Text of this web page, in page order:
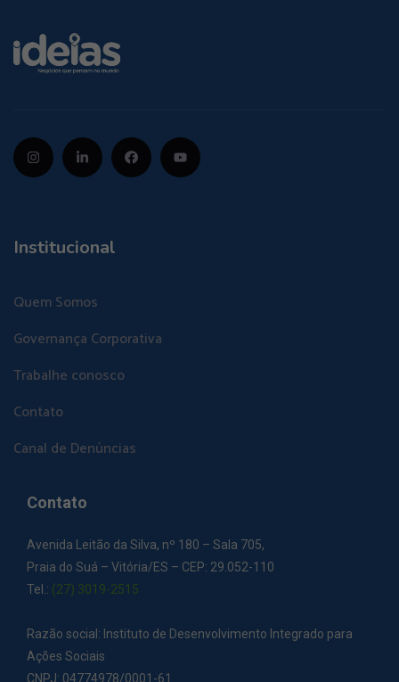
Institucional
Quem Somos
Governança Corporativa
Trabalhe conosco
Contato
Canal de Denúncias
Contato
Avenida Leitão da Silva, nº 180 – Sala 705,
Praia do Suá – Vitória/ES – CEP: 29.052-110
Tel.: (27) 3019-2515
Razão social: Instituto de Desenvolvimento Integrado para
Ações Sociais
CNPJ: 04774978/0001-61